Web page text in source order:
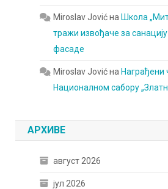
Miroslav JovićнаШкола
тражи извођаче за
фасаде
Miroslav JovićнаНаграђени
Националном сабору
АРХИВЕ
август 2026
јул 2026